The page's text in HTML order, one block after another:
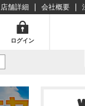
店舗詳細 会社概要
ログイン
家電の設置・取付について